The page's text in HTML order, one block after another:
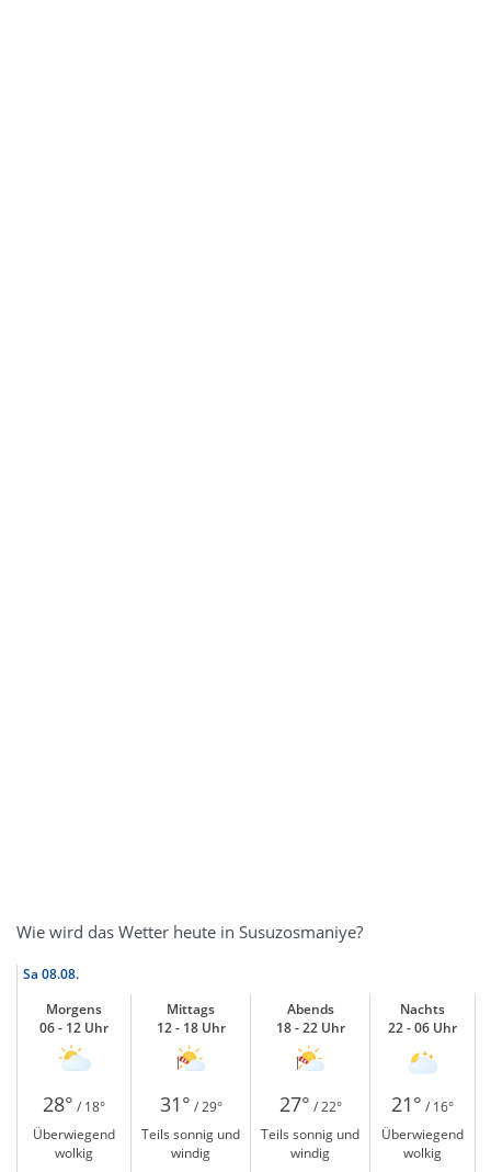
Wie wird das Wetter heute in Susuzosmaniye?
Sa 08.08.
Morgens
06 - 12 Uhr
Mittags
12 - 18 Uhr
Abends
18 - 22 Uhr
Nachts
22 - 06 Uhr
28° / 18° 31° / 29° 27° / 22° 21° / 16°
Überwiegend
wolkig
Teils sonnig und
windig
Teils sonnig und
windig
Überwiegend
wolkig